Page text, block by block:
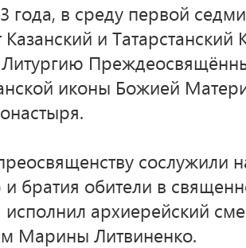
года, в среду первой
Казанский и
Литургию
иконы Божией
сослужили
и братия обители в
исполнил архиерейский
Марины Литвиненко.